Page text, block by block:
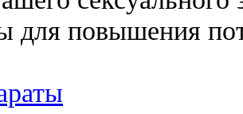
для повышения